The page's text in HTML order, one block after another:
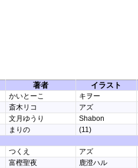
著者 イラスト
かいとーこ キヲー
斎木リコ アズ
文月ゆうり Shabon
まりの (11)
つくえ アズ
富樫聖夜 鹿澄ハル